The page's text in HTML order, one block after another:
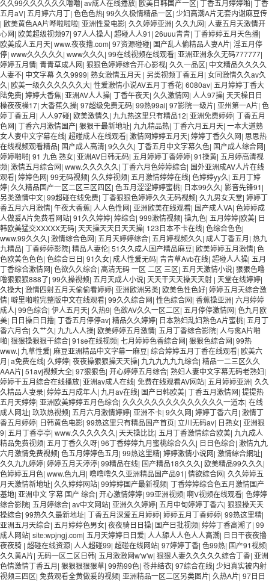
久久99久久久久久久噜噜| av成人在线播放| 欧美日韩国产一区| 丁香五月婷婷啪| 丁香
五月aV| 五月婷六月丁| 色色色热| 99久久极情精品一区| 少妇高潮A片无套内谢麻豆传
| 欧美黄色AA片哗啦啦啦| 亚洲性爱电影| 久久婷婷亚洲| 久久九网| 人妻五月天激情开
心网| 欧美超级视频97| 97人人操人| 超碰人人91| 26uuu青青| 丁香婷婷五月天色播|
欧美成人五月天| www.夜夜撸.com| 97资源碰碰| 国产乱人偷精品人妻A片| 淫五月停
停| www久久久久久| www久久久| 99在线视频在线观看| 亚洲亚洲永久无码777777|
婷婷五月情| 青青草成人网| 狠狠色婷婷综合开心影视| 久久一品区| 中文精品久久久久
人妻不| 中文字幕 久久9999| 熟女激情五月天 | 另类视频丁香五月| 女同激情久久av久
久| 欧美一级久久久久久久大| 性爱激情小说AV五月丁香花| 6080av| 五月婷婷丁香大
陆免费| 婷婷大香焦| 亚洲AV人人操| 丁香午夜天| 久久激情网| 人人97操| 天天橾日日
橾夜夜橾17| 大香蕉久操| 97超级免费无码| 99热99ai| 97影院一级片| 亚州第一A片| 色
婷丁香五月| 人人97碰| 欧美激情久| 九九热这里只有精品12| 亚洲免费婷婷| 丁香五月
色网| 丁香六月激情国产| 狠狠干最新地址| 九九精品热| 丁香六月五月天| 一本大道熟
女人妻中文字幕在线| 超碰成人在线观看| 激情网婷婷五月天| 婷婷丁香久久网| 思思热
在线视频观看精品| 国产成人高清| 9久久久| 丁香五月中文字幕久色| 国产成人综合网|
婷婷啪啪| 91 九色 熟女| 亚洲AV日韩无码| 五月婷婷丁香婷婷| 91操黄| 五月婷高清视
频| 激情五月综合网| www.久久久久久| 丁香六月色婷婷综合| 国外亚洲成AV人片在线
观看| 婷婷色网| 99无码视频| 久久婷视频| 五月激情婷婷在线| 色婷婷yy久| 五月丁婷
婷| 久久精品国产一区二区三区四区| 色五月涩涩婷婷蜜桃| 日本99久久| 影音先锋91|
另类激情中文| 99超碰在线免费| 丁香狠狠色婷婷久久无码视频| 久九男女天堂| 婷婷丁
香五月六月激情| 午夜大香蕉| 人人色性网| 亚洲欧美在线观看| 国产成人VA| 色婷婷成
人做爰A片免费看网站| 91久久婷婷| 婷综合| 999激情视频| 操九色| 五月婷婷|欧美| 日
韩欧美猛交XXXXX无码| 天天操天天日天天操| 123日本不卡在线| 色综合色色|
www.99久久久| 激情综合色网| 五月天婷婷综合| 五月婷视频久久| 成人丁香五月| 热九
九精品| 丁香婷婷影院| 精品人妻伦| 51久久成人国产精品麻豆| 欧美婷婷五月激情| 色
色欧美色色色| 色综合日日| 91久女| 成人性爱无码| 青青草Avb在线| 超碰人人操| 五月
丁香综合激情网| 色欲久久综合| 高清无码 一区 二区 三区| 五月天激情小说| 狠狠色噜
噜狠狠狠888了| 99久操视频| 五月天成人小说| 天天干天天操天天射 | 天堂在线婷婷|
久操大| 激情四射五月天偷偷看婷婷| 亚洲欧洲另类| 欧美色性色好| 婷婷五月天综合激
情| 噼里啪啦完整版中文在线观看| 99久久综合网| 性色综合网| 香蕉操亚洲| 六月婷婷
成人| 99色综合| 伊人五月天| 久热9| 色欲AV久久一区二区| 五月停停激情网| 色九月欧
美| 日日操日日撸| 丁香五月停停av| 精品久久婷婷| 日本熟妇乱妇熟色A片蜜桃| 五月丁
香六月合| 久艹久| 九九人人操| 欧美婷婷五月激情| 五月丁香综合影院| 人与禽A片啪
啪| 狠狠操狠狠干综合| 91se在线视频| 七月婷婷色香综合网| 狠狠色综合网| 99热
www.| 九草性爱| 麻豆亚洲精品中文字幕一麻豆| 综合婷婷五月丁香在线观看| 欧美六
月| a免费在线| 久婷婷| 夜夜操狠狠操天天操| 九九九九九九综合| 精品一二三区久久
AAA片| 51avj视频大全| 97狠狠色| 开心婷婷五月综合| 熟妇人妻中文字幕无码老熟妇|
婷婷干五月综合在线播放| 亚洲av成人在线| 免费在线观看AV网站| 五月婷婷亚洲| 久久
久精品人妻录| 婷婷五月成年人| 九月av在线| 国产日韩欧美| 丁香五月激情网| 提提热
五月天婷婷| 亚洲欧美婷婷五月色综合| 久久久久久久久久久久久久久久一道本| 在线
成人网址| 玖玖热视频| 五月六月激情婷婷| 亚洲不卡| 9久久网| 婷婷丁香六月| 激情丁
香五月婷婷| 日韩黄色电影| 99热这里只有精品国产首页| 立川无码av| 日熟女| 亚洲狠
9| 五月丁香亭亭| www.久久久久久久| 天天操比比| 五月丁香激情综合欧美| 九九成人
精品免费视频| 五月丁香久久呀| 96丁香婷婷九月蜜桃综合久久| 日日色综合| 激情九九
六月激情免费视频| 色五月婷婷色五月| 99热这里精| 婷婷激情小说网| 激情綜合網址|
久久九九婷婷| 婷婷五月天渟渟| 99精品在线| 国产精品18久久久| 欧美精品99久久久|
色婷婷五月色| www.色九月| 噜噜噜久久亚洲精品国产品91| 情欲综合网| 久久婷婷五
月天激情新地址| 久久婷婷网站| 99婷婷国产最新视频| 丁香婷婷综合色五月激情国产
基地| 亚洲中文 字幕 国产 综合| 开心激情婷婷| 99亚洲视频| 啊V视频在线观看| 色婷婷
综合影院| 五月婷综合| av中文网站| 亚洲久久婷婷| 五月中旬婷婷丁香六| 狠狠操天天
操综合| 99热久久最新地址| 丁香五月深爱五月婷婷| 婷婷五月丁香婷婷| 99热这里精|
亚洲五月天综合| 五月婷婷色男女| 夜夜骑日日操| 国产日批视频| 婷婷丁香高潮了| 99
成人网站| site:wpjngj.com| 五月天婷婷日日爱| 人人舔人人色人人高潮| 日日干夜夜撸
夜夜骑 | 超碰在线资源| 人人超碰99| 超碰在线网站| 97婷婷丁香| 色99热| 国产91视频|
久久黄A片| 无码一区二区日韩| 五月激激网w'w'w| 狠狠人妻久久久久久综合丁香| 亚洲
色情激情丁香五月| 狠狠狠狠狠草| 99热99色| 苍井结衣| 97综合在线| 少妇真实被内射
视频三四区| 免费观看全黄做爰的视频| 亚洲精品一区二区另类图片| 久热A片| 97日日